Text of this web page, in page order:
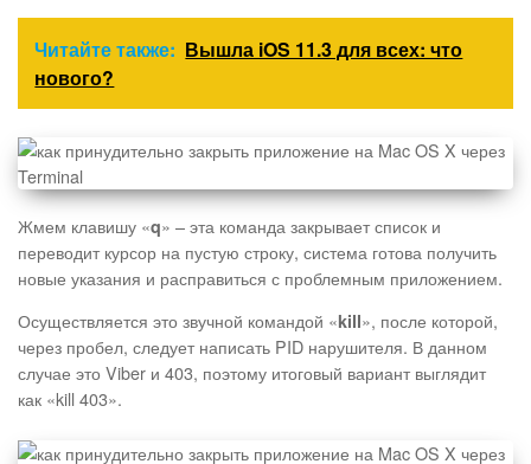
Читайте также: Вышла iOS 11.3 для всех: что
нового?
Жмем клавишу «q» – эта команда закрывает список и
переводит курсор на пустую строку, система готова получить
новые указания и расправиться с проблемным приложением.
Осуществляется это звучной командой «kill», после которой,
через пробел, следует написать PID нарушителя. В данном
случае это Viber и 403, поэтому итоговый вариант выглядит
как «kill 403».